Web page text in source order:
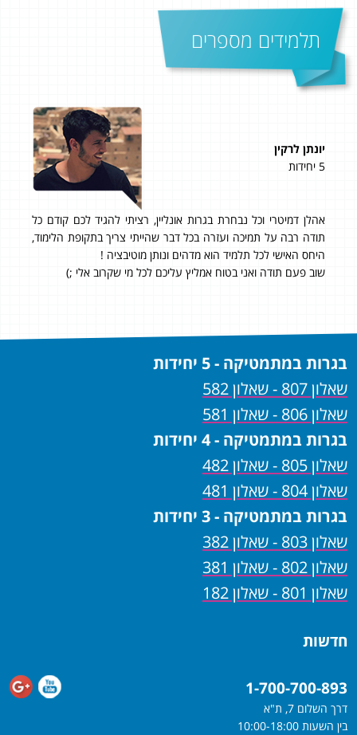
תלמידים מספרים
יונתן לרקין
5 יחידות
אהלן דמיטרי וכל נבחרת בגרות אונליין, רציתי להגיד לכם קודם כל
תודה רבה על תמיכה ועזרה בכל דבר שהייתי צריך בתקופת הלימוד,
היחס האישי לכל תלמיד הוא מדהים ונותן מוטיבציה !
שוב פעם תודה ואני בטוח אמליץ עליכם לכל מי שקרוב אלי ;)
בגרות במתמטיקה - 5 יחידות
שאלון 807 - שאלון 582
שאלון 806 - שאלון 581
בגרות במתמטיקה - 4 יחידות
שאלון 805 - שאלון 482
שאלון 804 - שאלון 481
בגרות במתמטיקה - 3 יחידות
שאלון 803 - שאלון 382
שאלון 802 - שאלון 381
שאלון 801 - שאלון 182
חדשות
1-700-700-893
דרך השלום 7, ת"א
בין השעות 10:00-18:00